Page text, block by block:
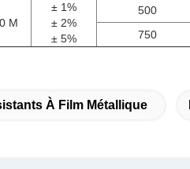
M
± 1%
± 2%
± 5%
500
750
À Film Métallique